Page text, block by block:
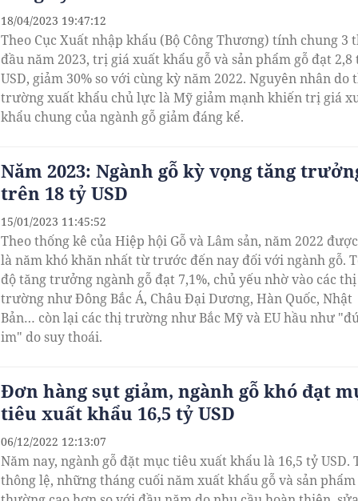
Theo Cục Xuất nhập khẩu (Bộ Công Thương) tính chung 3
đầu năm 2023, trị giá xuất khẩu gỗ và sản phẩm gỗ đạt 2,8
USD, giảm 30% so với cùng kỳ năm 2022. Nguyên nhân do
trường xuất khẩu chủ lực là Mỹ giảm mạnh khiến trị giá
khẩu chung của ngành gỗ giảm đáng kể.
18/04/2023 19:47:12
Năm 2023: Ngành gỗ kỳ vọng tăng
trên 18 tỷ USD
Theo thống kê của Hiệp hội Gỗ và Lâm sản, năm 2022
là năm khó khăn nhất từ trước đến nay đối với ngành gỗ.
độ tăng trưởng ngành gỗ đạt 7,1%, chủ yếu nhờ vào các thị
trường như Đông Bắc Á, Châu Đại Dương, Hàn Quốc, Nhật
Bản… còn lại các thị trường như Bắc Mỹ và EU hầu như
im" do suy thoái.
15/01/2023 11:45:52
Đơn hàng sụt giảm, ngành gỗ khó đạt
tiêu xuất khẩu 16,5 tỷ USD
Năm nay, ngành gỗ đặt mục tiêu xuất khẩu là 16,5 tỷ USD.
thông lệ, những tháng cuối năm xuất khẩu gỗ và sản phẩm
06/12/2022 12:13:07